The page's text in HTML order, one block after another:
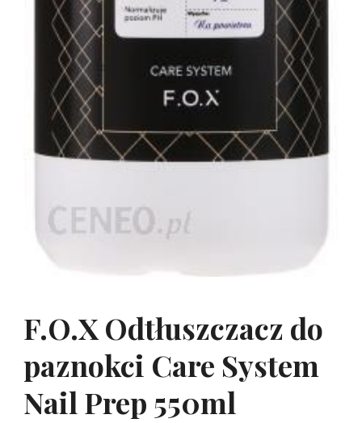
F.O.X Odtłuszczacz do
paznokci Care System
Nail Prep 550ml